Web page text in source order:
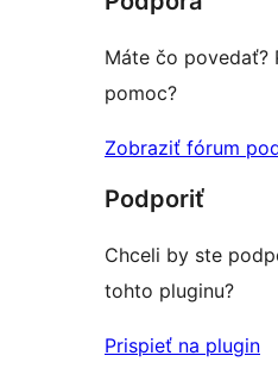
hviezdičkovým
hodnotením
Máte čo povedať?
pomoc?
Zobraziť fórum
Podporiť
Chceli by ste
tohto pluginu?
Prispieť na plugin